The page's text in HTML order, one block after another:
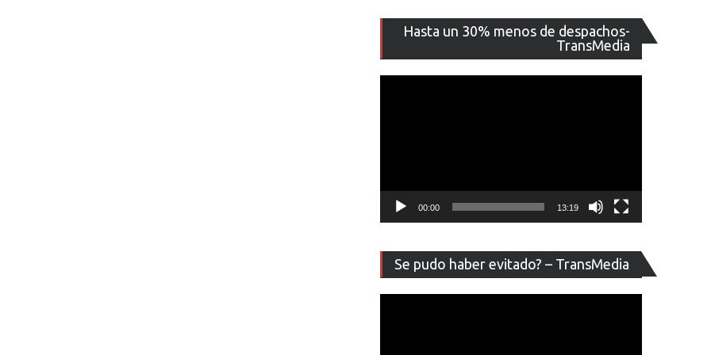
Hasta un 30% menos de despachos-
TransMedia
de
vídeo
00:00 13:19
Se pudo haber evitado? – TransMedia
de
vídeo